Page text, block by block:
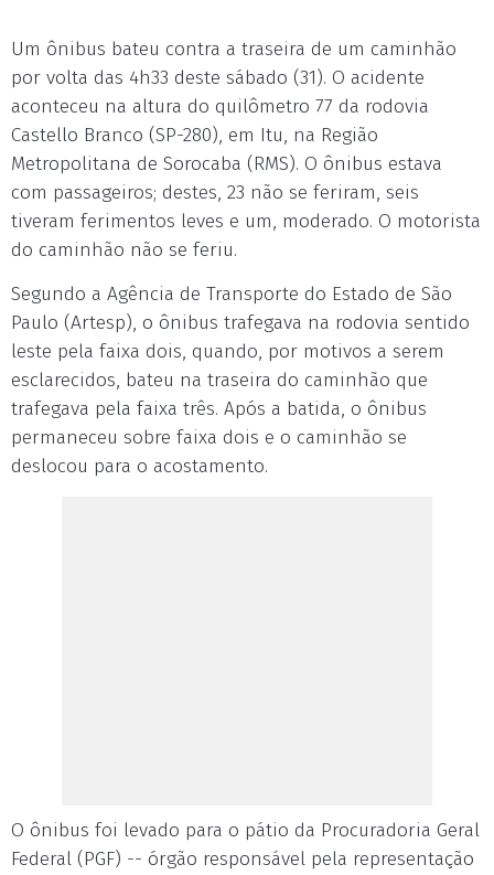
Um ônibus bateu contra a traseira de um caminhão
por volta das 4h33 deste sábado (31). O acidente
aconteceu na altura do quilômetro 77 da rodovia
Castello Branco (SP-280), em Itu, na Região
Metropolitana de Sorocaba (RMS). O ônibus estava
com passageiros; destes, 23 não se feriram, seis
tiveram ferimentos leves e um, moderado. O motorista
do caminhão não se feriu.
Segundo a Agência de Transporte do Estado de São
Paulo (Artesp), o ônibus trafegava na rodovia sentido
leste pela faixa dois, quando, por motivos a serem
esclarecidos, bateu na traseira do caminhão que
trafegava pela faixa três. Após a batida, o ônibus
permaneceu sobre faixa dois e o caminhão se
deslocou para o acostamento.
O ônibus foi levado para o pátio da Procuradoria Geral
Federal (PGF) -- órgão responsável pela representação